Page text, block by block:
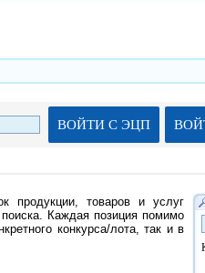
ВОЙТИ С ЭЦП
продукции, товаров и услуг
Каждая позиция помимо
конкурса/лота, так и в